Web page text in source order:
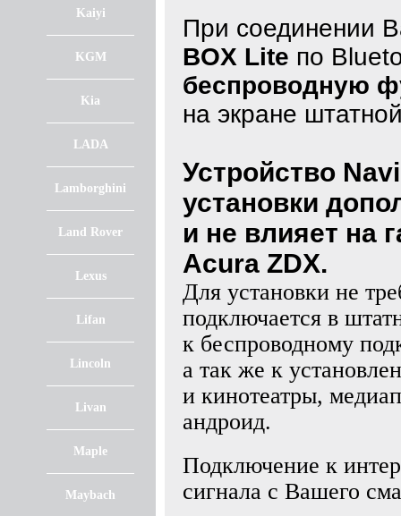
Kaiyi
KGM
Kia
LADA
Lamborghini
Land Rover
Lexus
Lifan
Lincoln
Livan
Maple
Maybach
При соединении
BOX Lite по
беспроводную
на экране
Устройство
установки
и не влияет на
Acura ZDX.
Для установки не
подключается в
к беспроводному
а так же к
и кинотеатры,
андроид.
Подключение к
сигнала с Вашего